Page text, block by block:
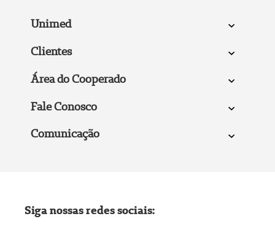
Unimed
Clientes
Área do Cooperado
Fale Conosco
Comunicação
Siga nossas redes sociais: